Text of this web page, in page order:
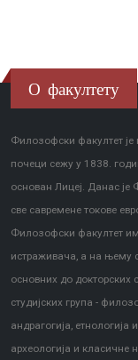
О факултету
Филозофски факултет је
почеци сежу у 1838.
основан Лицеј. Данас
све савремене токове
Филозофски факултет
истраживача, а на њему
основних до докторских
студијских група -
андрагогија, етнологија
археологија и класичне